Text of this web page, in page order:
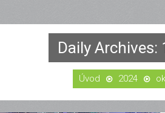
Daily
2024